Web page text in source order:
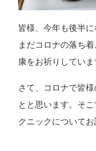
皆様、今年も後半に
まだコロナの落ち
康をお祈りしていま
さて、コロナで皆
とと思います。そ
クニックについてお